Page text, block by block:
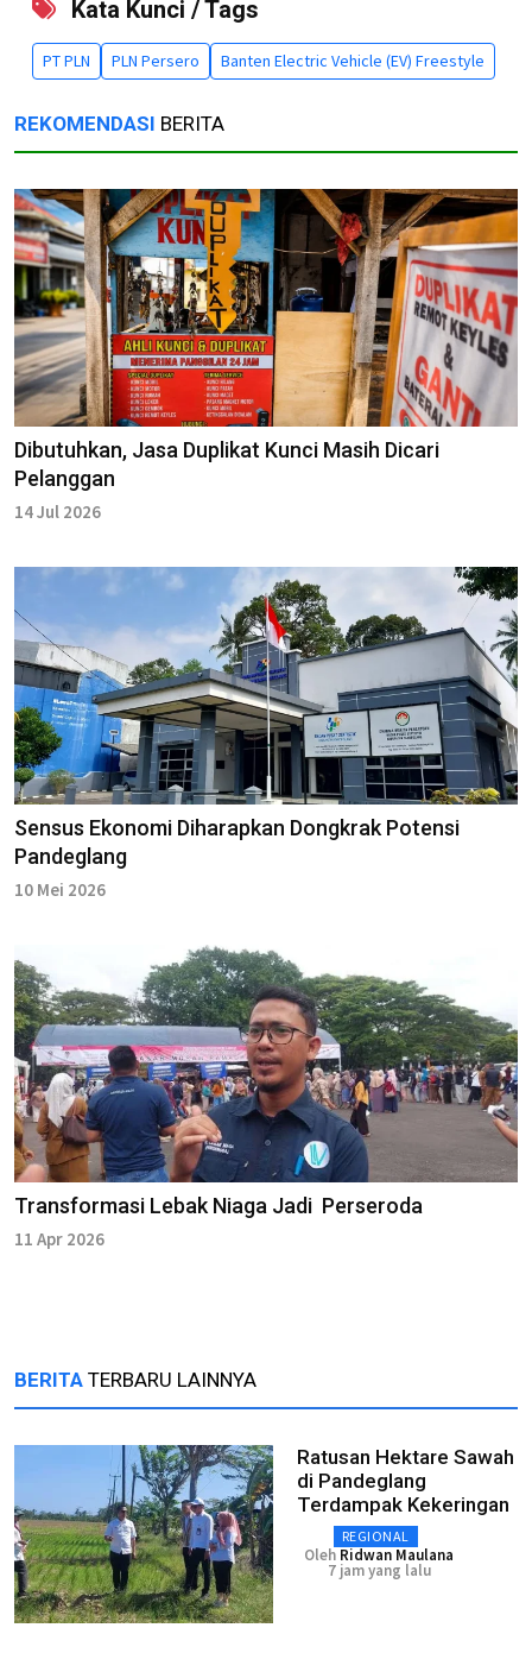
Kata Kunci / Tags
PT PLN PLN Persero Banten Electric Vehicle (EV) Freestyle
REKOMENDASI BERITA
Dibutuhkan, Jasa Duplikat Kunci Masih Dicari
Pelanggan
14 Jul 2026
Sensus Ekonomi Diharapkan Dongkrak Potensi
Pandeglang
10 Mei 2026
Transformasi Lebak Niaga Jadi Perseroda
11 Apr 2026
BERITA TERBARU LAINNYA
Ratusan Hektare Sawah
di Pandeglang
Terdampak Kekeringan
REGIONAL
Oleh Ridwan Maulana
7 jam yang lalu